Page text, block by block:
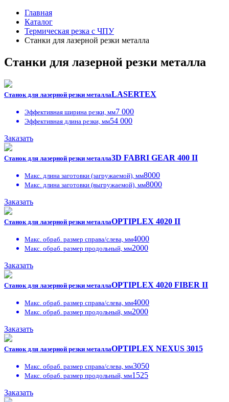
Главная
Каталог
Термическая резка с ЧПУ
Станки для лазерной резки металла
Станки для лазерной резки металла
Станок для лазерной резки металлаLASERTEX
Эффективная ширина резки, мм7 000
Эффективная длина резки, мм54 000
Заказать
Станок для лазерной резки металла3D FABRI GEAR 400 II
Макс. длина заготовки (загружаемой), мм8000
Макс. длина заготовки (выгружаемой), мм8000
Заказать
Станок для лазерной резки металлаOPTIPLEX 4020 II
Макс. обраб. размер справа/слева, мм4000
Макс. обраб. размер продольный, мм2000
Заказать
Станок для лазерной резки металлаOPTIPLEX 4020 FIBER II
Макс. обраб. размер справа/слева, мм4000
Макс. обраб. размер продольный, мм2000
Заказать
Станок для лазерной резки металлаOPTIPLEX NEXUS 3015
Макс. обраб. размер справа/слева, мм3050
Макс. обраб. размер продольный, мм1525
Заказать